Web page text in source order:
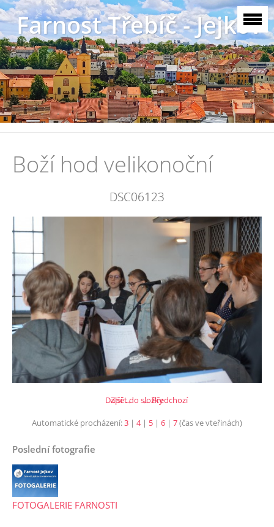
Farnost Třebíč - Jejkov
Boží hod velikonoční
DSC06123
← Předchozí
Další →
Zpět do složky
Automatické procházení:3 | 4| 5 | 6 | 7(čas ve vteřinách)
Poslední fotografie
FOTOGALERIE FARNOSTI